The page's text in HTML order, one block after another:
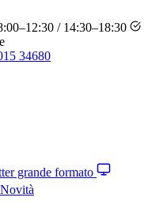
/ 14:30–18:30
34680
grande formato
Novità